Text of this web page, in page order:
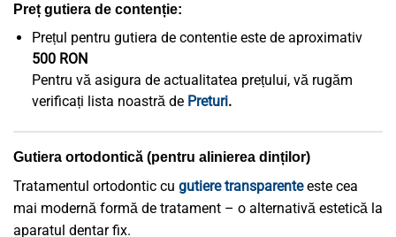
Preț gutiera de contenție:
Prețul pentru gutiera de contentie este de aproximativ
500 RON
Pentru vă asigura de actualitatea prețului, vă rugăm
verificați lista noastră de Preturi.
Gutiera ortodontică (pentru alinierea dinților)
Tratamentul ortodontic cu gutiere transparenteeste cea
mai modernă formă de tratament – o alternativă estetică la
aparatul dentar fix.